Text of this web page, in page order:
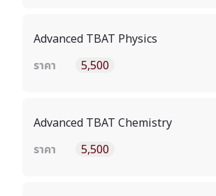
Advanced TBAT Physics
ราคา
5,500
Advanced TBAT Chemistry
ราคา
5,500